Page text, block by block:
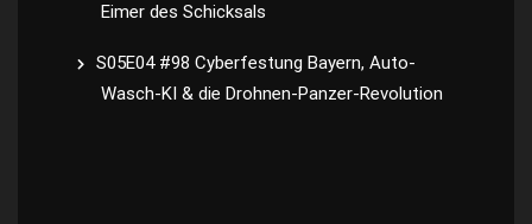
Eimer des Schicksals
S05E04 #98 Cyberfestung Bayern, Auto-
Wasch-KI & die Drohnen-Panzer-Revolution